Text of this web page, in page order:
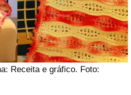
Receita e gráfico. Foto: